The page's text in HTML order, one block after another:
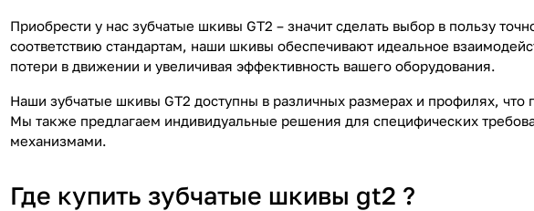
Приобрести у нас зубчатые шкивы GT2 – значит сделать выбор в пользу
соответствию стандартам, наши шкивы обеспечивают идеальное
потери в движении и увеличивая эффективность вашего оборудования.
Наши зубчатые шкивы GT2 доступны в различных размерах и профилях,
Мы также предлагаем индивидуальные решения для специфических
механизмами.
Где купить зубчатые шкивы gt2 ?